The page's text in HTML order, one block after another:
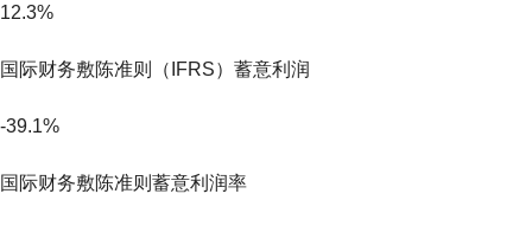
12.3%
国际财务敷陈准则（IFRS）蓄意利润
-39.1%
国际财务敷陈准则蓄意利润率